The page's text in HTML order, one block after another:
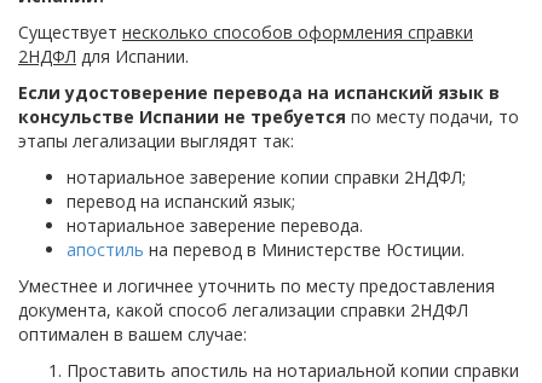
Существует несколько способов оформления справки
2НДФЛ для Испании.
Если удостоверение перевода на испанский язык в
консульстве Испании не требуется по месту подачи, то
этапы легализации выглядят так:
нотариальное заверение копии справки 2НДФЛ;
перевод на испанский язык;
нотариальное заверение перевода.
апостиль на перевод в Министерстве Юстиции.
Уместнее и логичнее уточнить по месту предоставления
документа, какой способ легализации справки 2НДФЛ
оптимален в вашем случае:
Проставить апостиль на нотариальной копии справки